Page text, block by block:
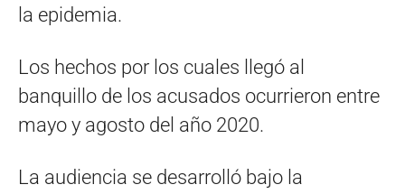
la epidemia.
Los hechos por los cuales llegó al
banquillo de los acusados ocurrieron entre
mayo y agosto del año 2020.
La audiencia se desarrolló bajo la